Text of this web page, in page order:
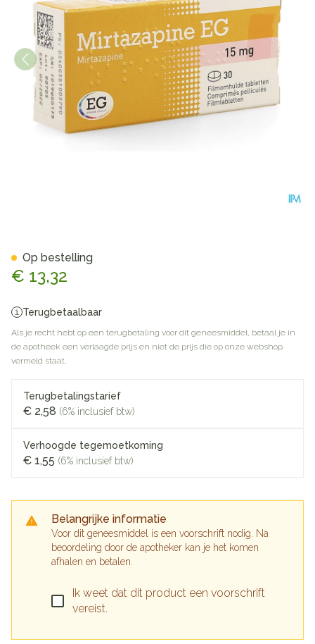
€ 13,32
Terugbetaalbaar
Als je recht hebt op een terugbetaling voor dit geneesmiddel, betaal je in
de apotheek een verlaagde prijs en niet de prijs die op onze webshop
vermeld staat.
Terugbetalingstarief
€ 2,58 (6% inclusief btw)
Verhoogde tegemoetkoming
€ 1,55 (6% inclusief btw)
Belangrijke informatie
Voor dit geneesmiddel is een voorschrift nodig. Na
beoordeling door de apotheker kan je het komen
afhalen en betalen.
Ik weet dat dit product een voorschrift
vereist.
Op bestelling